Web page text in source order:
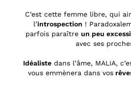
C’est cette femme libre, qui
l’introspection !
parfois paraître un peu
avec ses
Idéaliste dans l’âme, MALIA,
vous emmènera dans vos